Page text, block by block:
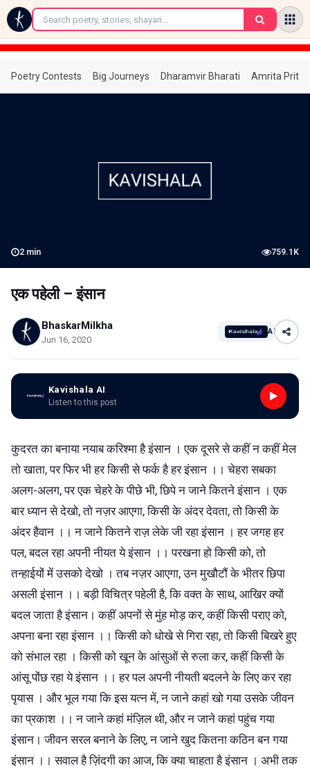
←
Poetry Contests Big Journeys Dharamvir Bharati Amrita
2 min 759.1K
एक पहेली – इंसान
BhaskarMilkha
Jun 16, 2020
AI
Kavishala AI
Listen to this post
कुदरत का बनाया नयाब करिश्मा है इंसान । एक दूसरे से कहीं न कहीं मेल
तो खाता, पर फिर भी हर किसी से फर्क है हर इंसान ।। चेहरा सबका
अलग-अलग, पर एक चेहरे के पीछे भी, छिपे न जाने कितने इंसान । एक
बार ध्यान से देखो, तो नज़र आएगा, किसी के अंदर देवता, तो किसी के
अंदर हैवान ।। न जाने कितने राज़ लेके जी रहा इंसान । हर जगह हर
पल, बदल रहा अपनी नीयत ये इंसान ।। परखना हो किसी को, तो
तन्हाईयों में उसको देखो । तब नज़र आएगा, उन मुखौटौं के भीतर छिपा
असली इंसान ।। बड़ी विचित्र पहेली है, कि वक्त के साथ, आखिर क्यों
बदल जाता है इंसान। कहीं अपनों से मुंह मोड़ कर, कहीं किसी पराए को,
अपना बना रहा इंसान ।। किसी को धोखे से गिरा रहा, तो किसी बिखरे हुए
को संभाल रहा । किसी को खून के आंसुओं से रुला कर, कहीं किसी के
आंसू पोंछ रहा ये इंसान ।। हर पल अपनी नीयती बदलने के लिए कर रहा
पृयास । और भूल गया कि इस यत्न में, न जाने कहां खो गया उसके जीवन
का प्रकाश ।। न जाने कहां मंज़िल थी, और न जाने कहां पहुंच गया
इंसान। जीवन सरल बनाने के लिए, न जाने खुद कितना कठिन बन गया
इंसान ।। सवाल है ज़िंदगी का आज, कि क्या चाहता है इंसान । अभी तक